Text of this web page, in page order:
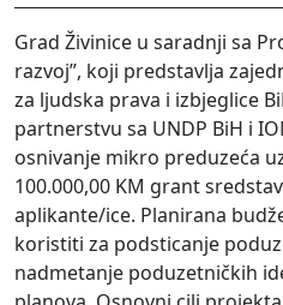
Grad Živinice u saradnji sa
razvoj”, koji predstavlja
za ljudska prava i izbjeglice
partnerstvu sa UNDP BiH i
osnivanje mikro preduzeća
100.000,00 KM grant
aplikante/ice. Planirana
koristiti za podsticanje
nadmetanje poduzetničkih